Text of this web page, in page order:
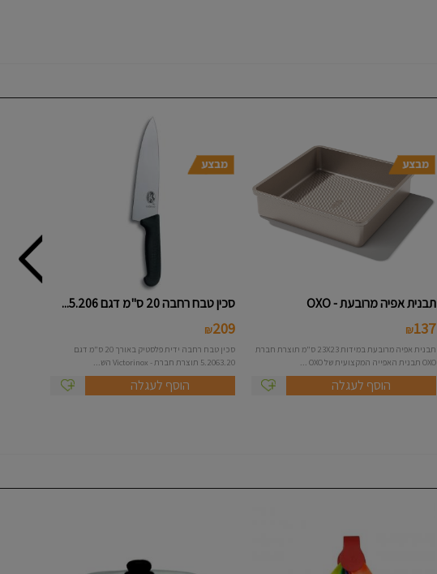
תבנית אפיה מרובעת - OXO
137
₪
תבנית אפיה מרובעת במידות 23X23 ס"מ תוצרת חברת
OXO תבנית האפייה המקצועית של OXO ...
הוסף לעגלה
סכין טבח רחבה 20 ס"מ דגם 5.206...
209
₪
סכין טבח רחבה ידית פלסטיק באורך 20 ס"מ דגם
5.2063.20 תוצרת חברת - Victorinox הש...
הוסף לעגלה